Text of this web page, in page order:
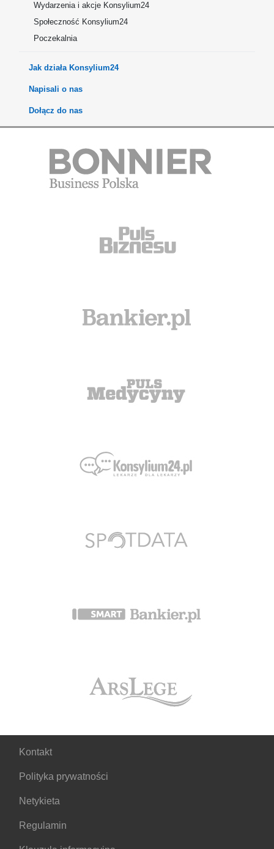
Wydarzenia i akcje Konsylium24
Społeczność Konsylium24
Poczekalnia
Jak działa Konsylium24
Napisali o nas
Dołącz do nas
Kontakt
Polityka prywatności
Netykieta
Regulamin